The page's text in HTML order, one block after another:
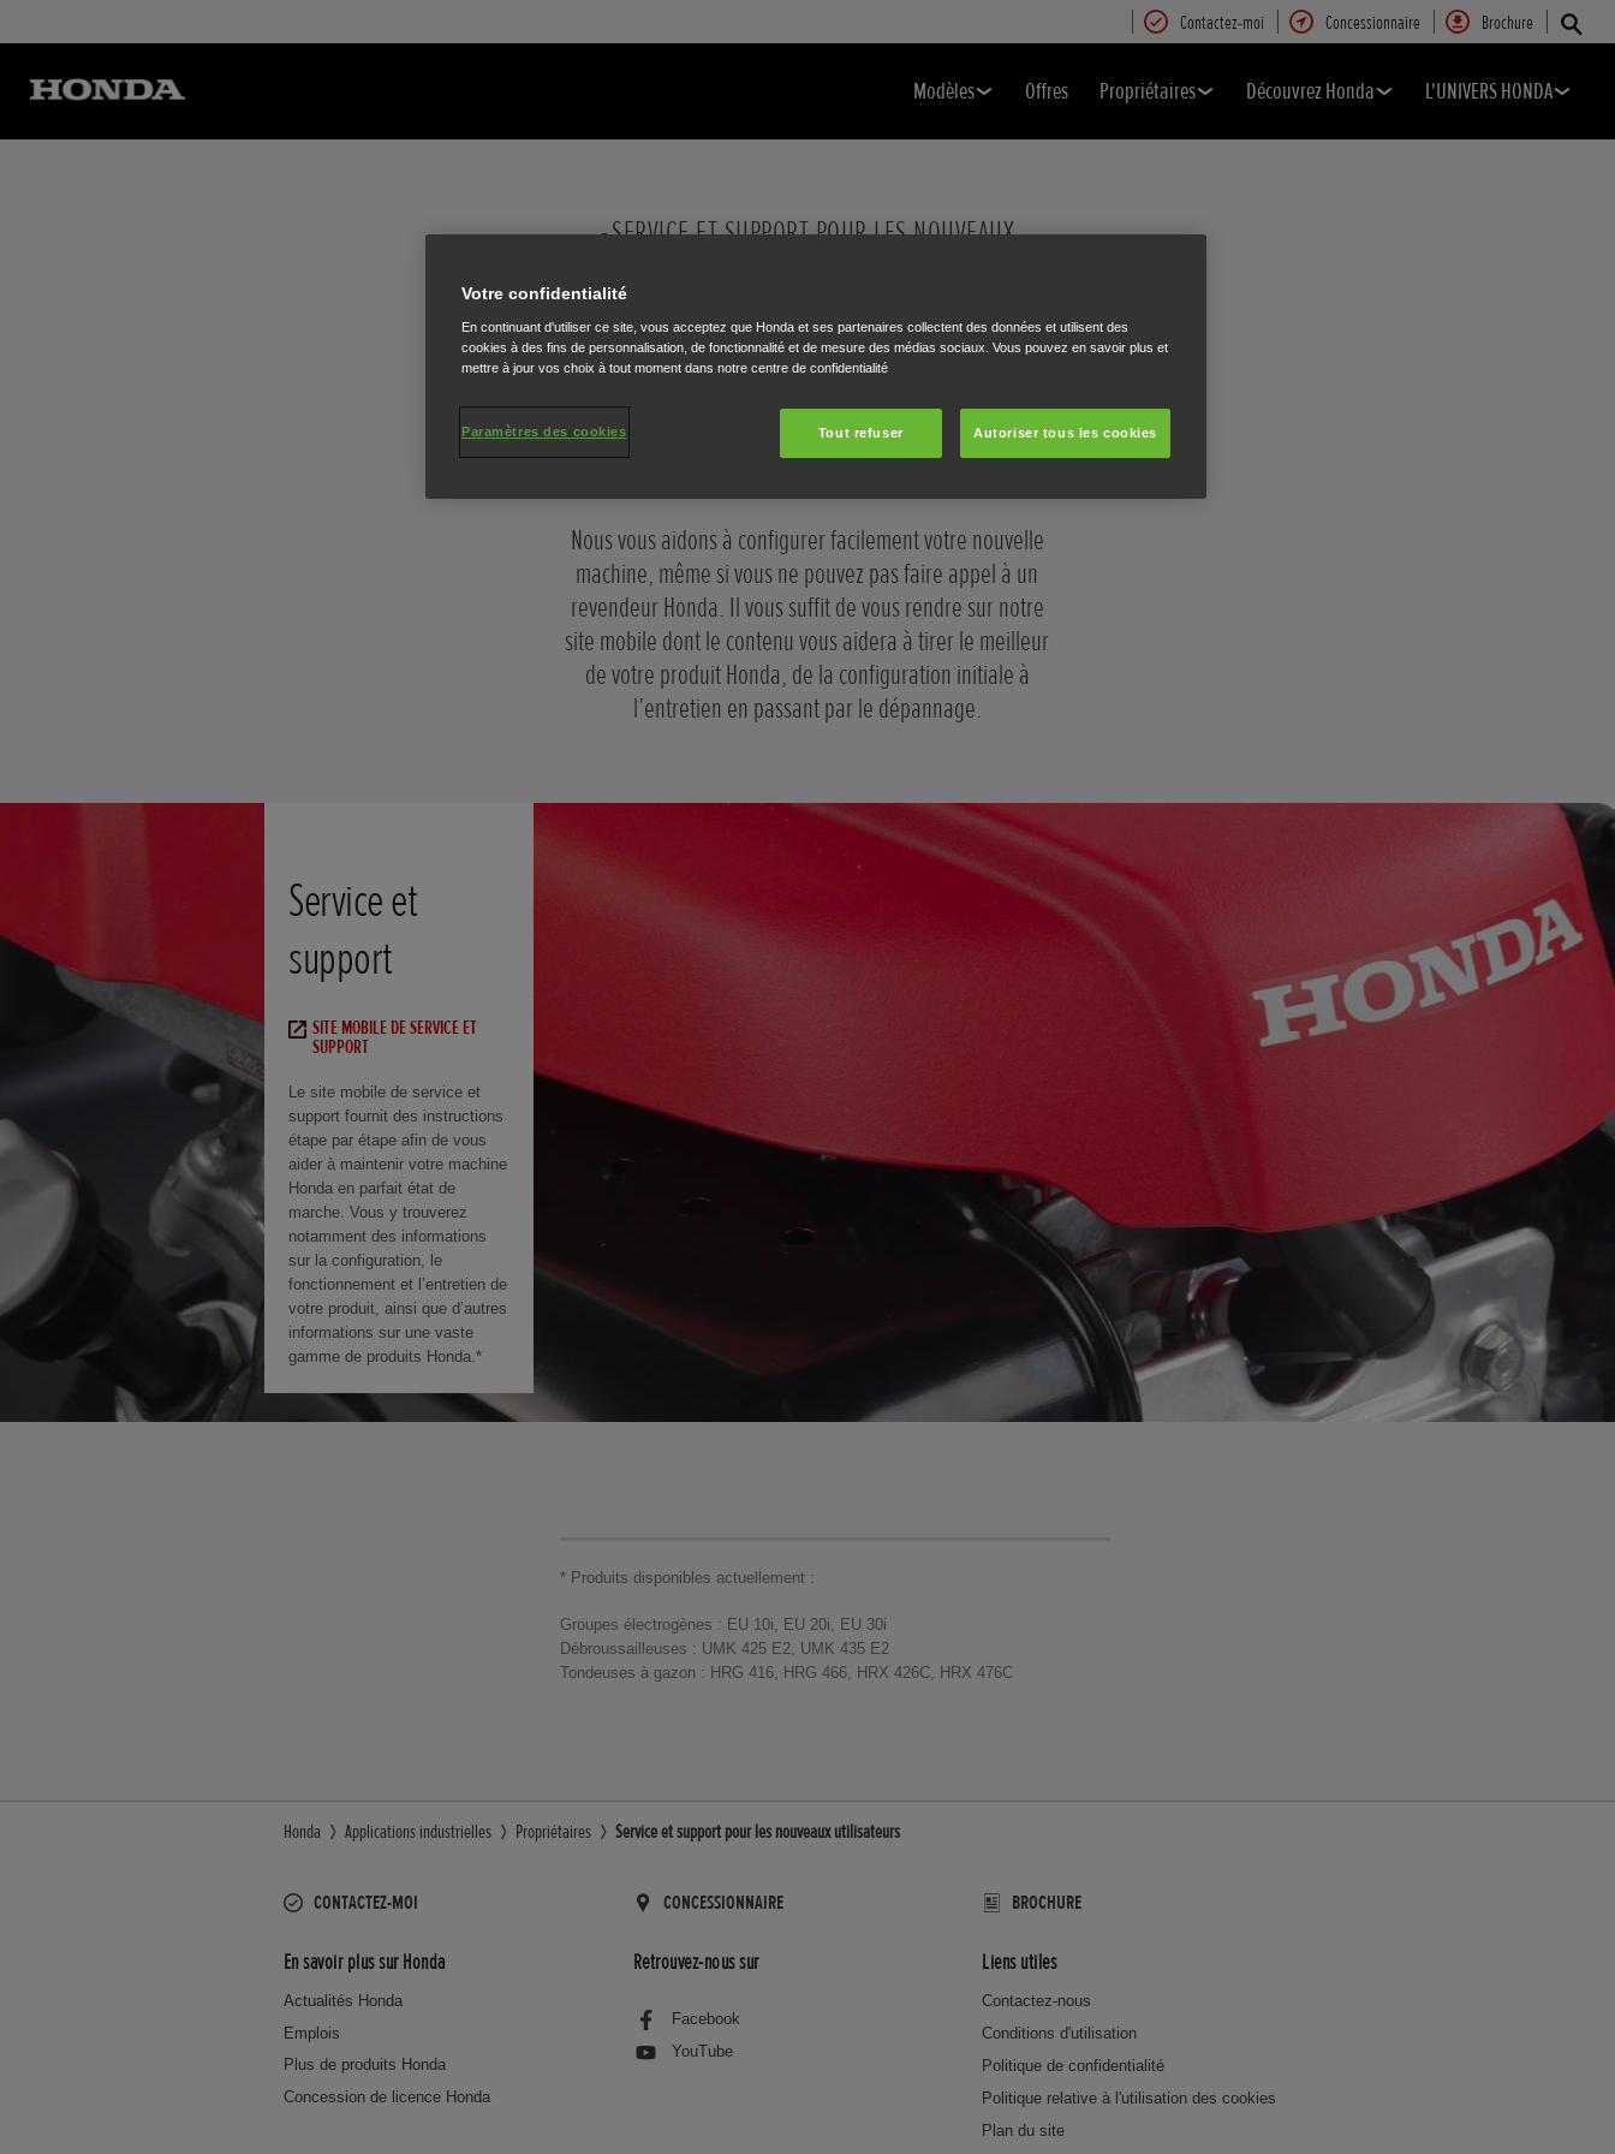
Contactez-moi Concessionnaire Brochure
Modèles Offres Propriétaires Découvrez Honda L'UNIVERS HONDA
SERVICE ET SUPPORT POUR LES NOUVEAUX
GUIDAGE ÉTAPE PAR
ÉTAPE
Nous vous aidons à configurer facilement votre nouvelle
machine, même si vous ne pouvez pas faire appel à un
revendeur Honda. Il vous suffit de vous rendre sur notre
site mobile dont le contenu vous aidera à tirer le meilleur
de votre produit Honda, de la configuration initiale à
l’entretien en passant par le dépannage.
Service et
support
SITE MOBILE DE SERVICE ET
SUPPORT
Le site mobile de service et
support fournit des instructions
étape par étape afin de vous
aider à maintenir votre machine
Honda en parfait état de
marche. Vous y trouverez
notamment des informations
sur la configuration, le
fonctionnement et l’entretien de
votre produit, ainsi que d’autres
informations sur une vaste
gamme de produits Honda.*
* Produits disponibles actuellement :
Groupes électrogènes : EU 10i, EU 20i, EU 30i
Débroussailleuses : UMK 425 E2, UMK 435 E2
Tondeuses à gazon : HRG 416, HRG 466, HRX 426C, HRX 476C
Honda Applications industrielles Propriétaires Service et support pour les nouveaux utilisateurs
CONTACTEZ-MOI CONCESSIONNAIRE BROCHURE
En savoir plus sur Honda
Actualités Honda
Emplois
Plus de produits Honda
Concession de licence Honda
Retrouvez-nous sur
Facebook
YouTube
Liens utiles
Contactez-nous
Conditions d'utilisation
Politique de confidentialité
Politique relative à l'utilisation des cookies
Plan du site
Votre confidentialité
En continuant d'utiliser ce site, vous acceptez que Honda et ses partenaires collectent des données et utilisent des
cookies à des fins de personnalisation, de fonctionnalité et de mesure des médias sociaux. Vous pouvez en savoir plus et
mettre à jour vos choix à tout moment dans notre centre de confidentialité
Tout refuser Autoriser tous les cookies
Paramètres des cookies